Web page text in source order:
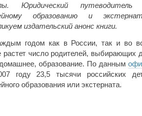
Юридический путеводитель
образованию и
издательский анонс книги.
годом как в России, так и во
растет число родителей, выбирающих
образование. По данным
году 23,5 тысячи российских
образования или экстерната.